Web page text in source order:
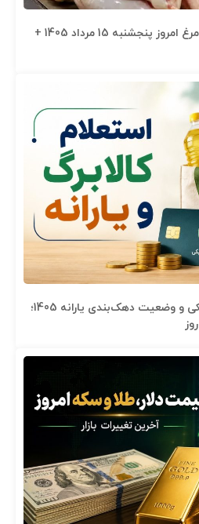
قیمت مرغ، ماهی و تخم مرغ امروز پنجشنبه 15 مرداد 1405 +
استعلام کالابرگ الکترونیکی و وضعیت دهک‌بندی یارانه 1405؛